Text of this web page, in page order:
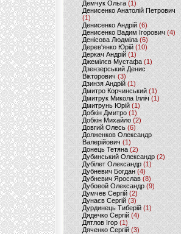
Демчук Ольга(1)
Денисенко Анатолій Петрович
(1)
Денисенко Андрій (6)
Денисенко Вадим Ігорович (4)
Денісова Людміла(6)
Дерев'янко Юрій(10)
Деркач Андрій(1)
Джемілєв Мустафа (1)
Дзензерський Денис
Вікторович (3)
Дзинзя Андрій (1)
Дмитро Корчинський (1)
Дмитрук Микола Ілліч (1)
Дмитрунь Юрій (1)
Добкін Дмитро(1)
Добкін Михайло (2)
Довгий Олесь (6)
Долженков Олександр
Валерійович (1)
Донець Тетяна (2)
Дубинський Олександр(2)
Дубілет Олександр (1)
Дубневич Богдан (4)
Дубневич Ярослав (8)
Дубовой Олександр(9)
Думчев Сергій (2)
Дунаєв Сергій(3)
Дурдинець Тиберій (1)
Дядечко Сергій (4)
Дятлов Ігор (1)
Дяченко Сергій (3)